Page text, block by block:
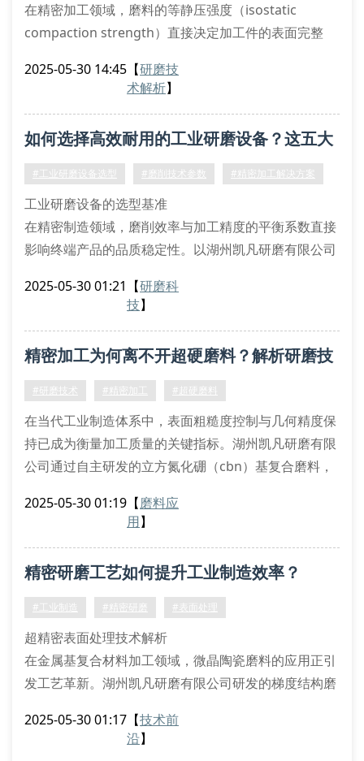
在精密加工领域，磨料的等静压强度（isostatic
compaction strength）直接决定加工件的表面完整
化硼磨粒的等静压值达到280mpa时，可实现
热等静压处理温度需控制在1450±15℃
相变增韧氧化锆材料的
2025-05-30 14:45 【研磨技
术解析】
如何选择高效耐用的工业研磨设备？这五大
参数不容忽视！
#工业研磨设备选型 #磨削技术参数 #精密加工解决方案
工业研磨设备的选型基准
在精密制造领域，磨削效率与加工精度的平衡系数直接
影响终端产品的品质稳定性。以湖州凯凡研磨有限公司
内，配合动态平衡补偿系统，可确保磨削面的波纹度wt
率，能实现0.02mm级别的尺寸公差控制。
关键参数深度解析
2025-05-30 01:21 【研磨科
技】
精密加工为何离不开超硬磨料？解析研磨技
术核心要素
#研磨技术 #精密加工 #超硬磨料
在当代工业制造体系中，表面粗糙度控制与几何精度保
持已成为衡量加工质量的关键指标。湖州凯凡研磨有限
公司通过自主研发的立方氮化硼（cbn）基复合磨料，
度结构的超硬磨料，其维氏硬度可达8000hv以上，特
微观形貌对研磨效能的影响机制
通过场发射扫描电镜（fesem）观察发现，经等离子体
2025-05-30 01:19 【磨料应
用】
精密研磨工艺如何提升工业制造效率？
#工业制造 #精密研磨 #表面处理
超精密表面处理技术解析
在金属基复合材料加工领域，微晶陶瓷磨料的应用正引
发工艺革新。湖州凯凡研磨有限公司研发的梯度结构磨
米级表面粗糙度（ra≤0.02μm）。该技术采用多相流场
2025-05-30 01:17 【技术前
沿】